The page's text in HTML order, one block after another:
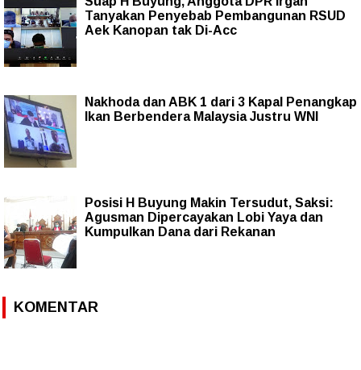
Tanyakan Penyebab Pembangunan RSUD
Aek Kanopan tak Di-Acc
Nakhoda dan ABK 1 dari 3 Kapal Penangkap
Ikan Berbendera Malaysia Justru WNI
Posisi H Buyung Makin Tersudut, Saksi:
Agusman Dipercayakan Lobi Yaya dan
Kumpulkan Dana dari Rekanan
KOMENTAR